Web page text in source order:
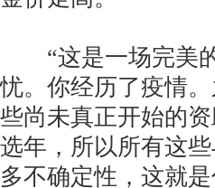
“这是一场完美的
忧。你经历了疫情
些尚未真正开始的
选年，所以所有这
多不确定性，这就